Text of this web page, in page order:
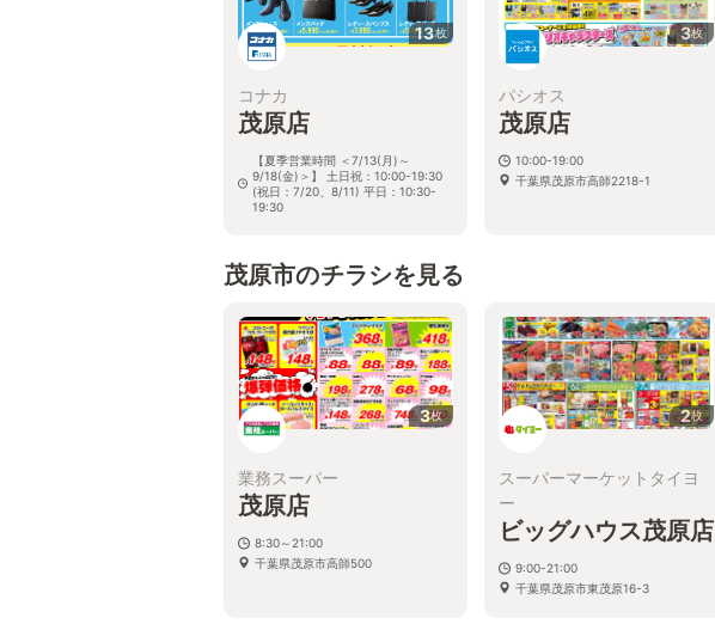
13枚
コナカ
茂原店
【夏季営業時間 ＜7/13(月)～
9/18(金)＞】 土日祝：10:00-19:30
(祝日：7/20、8/11) 平日：10:30-
19:30
3枚
パシオス
茂原店
10:00-19:00
千葉県茂原市高師2218-1
茂原市のチラシを見る
3枚
業務スーパー
茂原店
8:30～21:00
千葉県茂原市高師500
2枚
スーパーマーケットタイヨ
ー
ビッグハウス茂原店
9:00-21:00
千葉県茂原市東茂原16-3